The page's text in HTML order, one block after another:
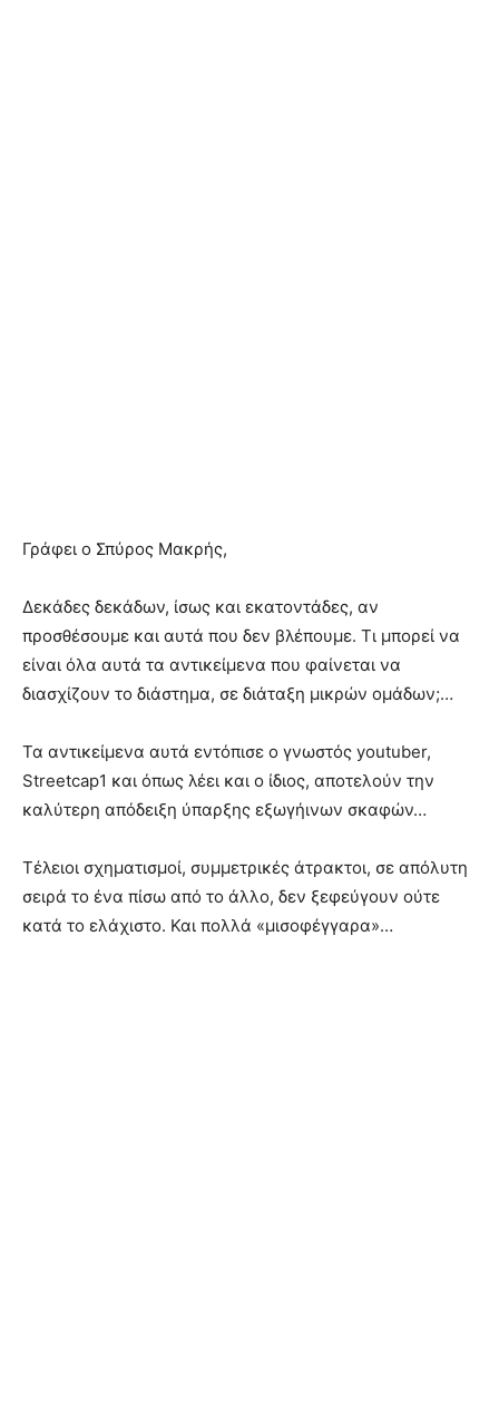
Γράφει ο Σπύρος Μακρής,
Δεκάδες δεκάδων, ίσως και εκατοντάδες, αν
προσθέσουμε και αυτά που δεν βλέπουμε. Τι μπορεί να
είναι όλα αυτά τα αντικείμενα που φαίνεται να
διασχίζουν το διάστημα, σε διάταξη μικρών ομάδων;…
Τα αντικείμενα αυτά εντόπισε ο γνωστός youtuber,
Streetcap1 και όπως λέει και ο ίδιος, αποτελούν την
καλύτερη απόδειξη ύπαρξης εξωγήινων σκαφών…
Τέλειοι σχηματισμοί, συμμετρικές άτρακτοι, σε απόλυτη
σειρά το ένα πίσω από το άλλο, δεν ξεφεύγουν ούτε
κατά το ελάχιστο. Και πολλά «μισοφέγγαρα»…